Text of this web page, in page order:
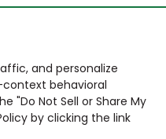
and personalize
behavioral
"Do Not Sell or Share My
by clicking the link